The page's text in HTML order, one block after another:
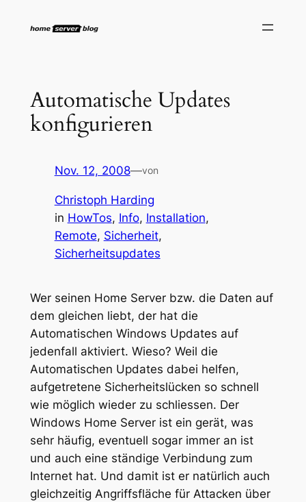
Inhalt
Automatische Updates
konfigurieren
Nov. 12, 2008—von
Christoph Harding
in HowTos, Info, Installation
Remote, Sicherheit
Sicherheitsupdates
Wer seinen Home Server bzw. die Daten auf
dem gleichen liebt, der hat die
Automatischen Windows Updates auf
jedenfall aktiviert. Wieso? Weil die
Automatischen Updates dabei helfen,
aufgetretene Sicherheitslücken so schnell
wie möglich wieder zu schliessen. Der
Windows Home Server ist ein gerät, was
sehr häufig, eventuell sogar immer an ist
und auch eine ständige Verbindung zum
Internet hat. Und damit ist er natürlich auch
gleichzeitig Angriffsfläche für Attacken über